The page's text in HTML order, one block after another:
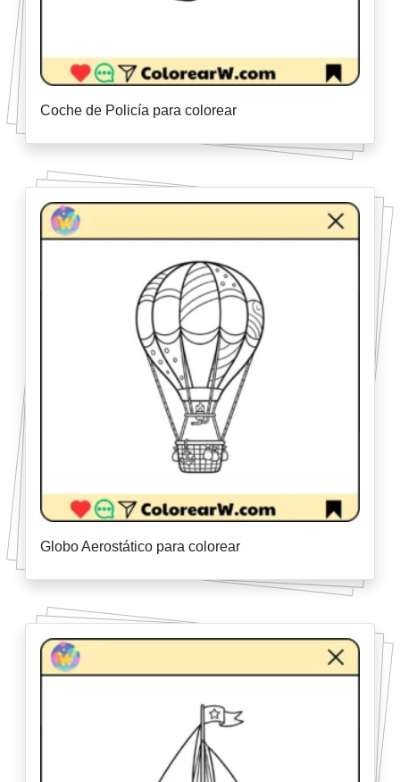
Coche de Policía para colorear
Globo Aerostático para colorear